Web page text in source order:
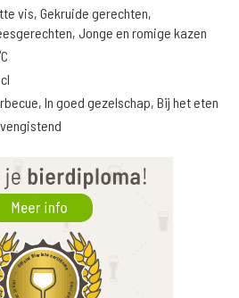
vis, Gekruide gerechten,
Jonge en romige kazen
In goed gezelschap, Bij het eten